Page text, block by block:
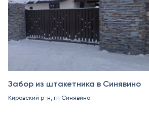
Забор из штакетника в Синявино
Кировский р-н, гп Синявино